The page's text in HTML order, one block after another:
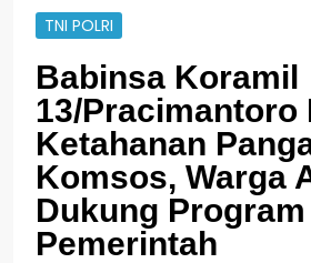
TNI POLRI
Babinsa Koramil
13/Pracimantoro
Ketahanan
Komsos, Warga
Dukung Program
Pemerintah